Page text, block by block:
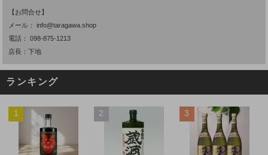
【お問合せ】
メール：info@taragawa.shop
電話：098-875-1213
店長：下地
ランキング
1 2 3